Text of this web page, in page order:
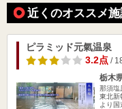
近くのオススメ
ピラミッド元氣温泉
3.2点/
栃木
那須塩
東北新
より国